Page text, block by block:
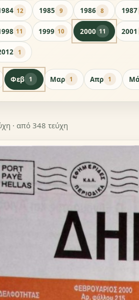
12 1985 9 1986 8 1987
11 1999 10 2000 11 2001
1
Φεβ 1 Μαρ 1 Απρ 1
· από 348 τεύχη